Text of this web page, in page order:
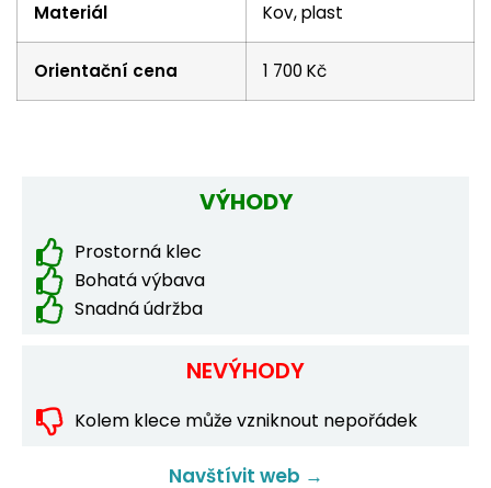
Materiál Kov, plast
Orientační cena 1 700 Kč
VÝHODY
Prostorná klec
Bohatá výbava
Snadná údržba
NEVÝHODY
Kolem klece může vzniknout nepořádek
Navštívit web →